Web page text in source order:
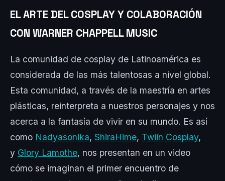
EL ARTE DEL COSPLAY Y COLABORACIÓN
CON WARNER CHAPPELL MUSIC
La comunidad de cosplay de Latinoamérica es
considerada de las más talentosas a nivel global.
Esta comunidad, a través de la maestría en artes
plásticas, reinterpreta a nuestros personajes y nos
acerca a la fantasía de vivir en su mundo. Es así
como Nadyasonika, ShiraHime, Twiin Cosplay,
y Glory Lamothe, nos presentan en un video
cómo se imaginan el primer encuentro de